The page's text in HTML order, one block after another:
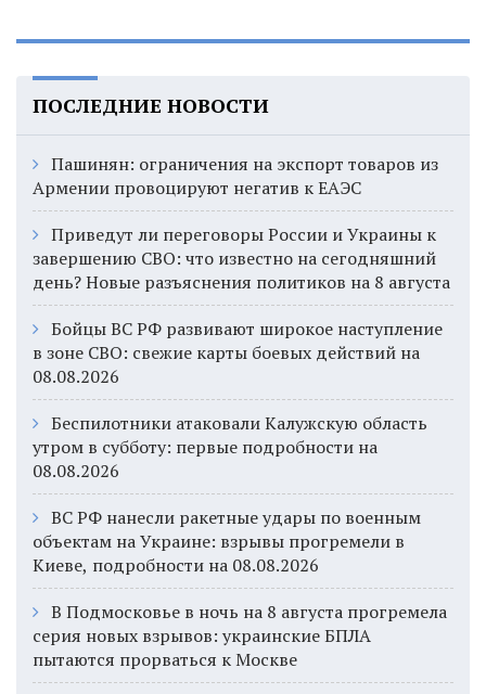
ПОСЛЕДНИЕ НОВОСТИ
Пашинян: ограничения на экспорт товаров из
Армении провоцируют негатив к ЕАЭС
Приведут ли переговоры России и Украины к
завершению СВО: что известно на сегодняшний
день? Новые разъяснения политиков на 8 августа
Бойцы ВС РФ развивают широкое наступление
в зоне СВО: свежие карты боевых действий на
08.08.2026
Беспилотники атаковали Калужскую область
утром в субботу: первые подробности на
08.08.2026
ВС РФ нанесли ракетные удары по военным
объектам на Украине: взрывы прогремели в
Киеве, подробности на 08.08.2026
В Подмосковье в ночь на 8 августа прогремела
серия новых взрывов: украинские БПЛА
пытаются прорваться к Москве